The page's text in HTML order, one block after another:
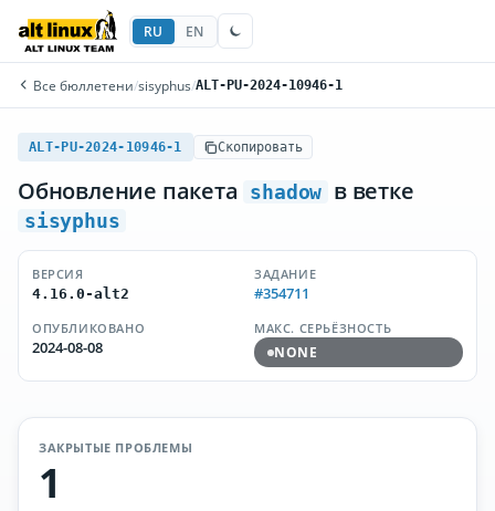
RU EN
Все бюллетени/sisyphus/ALT-PU-2024-10946-1
ALT-PU-2024-10946-1 Скопировать
Обновление пакета shadow в ветке
sisyphus
ВЕРСИЯ
4.16.0-alt2
ЗАДАНИЕ
#354711
ОПУБЛИКОВАНО
2024-08-08
МАКС. СЕРЬЁЗНОСТЬ
NONE
ЗАКРЫТЫЕ ПРОБЛЕМЫ
1